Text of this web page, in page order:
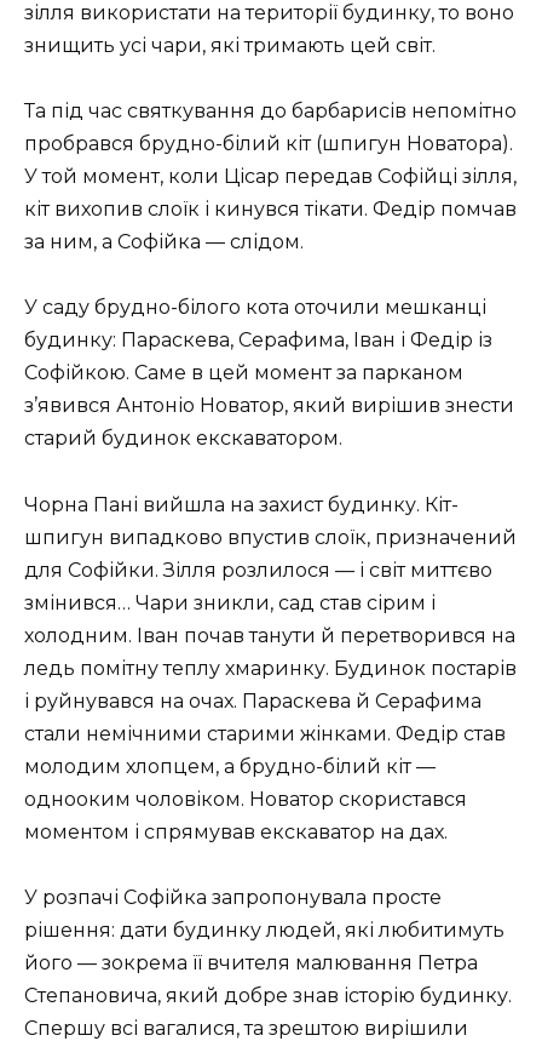
зілля використати на території будинку, то воно
знищить усі чари, які тримають цей світ.
Та під час святкування до барбарисів непомітно
пробрався брудно-білий кіт (шпигун Новатора).
У той момент, коли Цісар передав Софійці зілля,
кіт вихопив слоїк і кинувся тікати. Федір помчав
за ним, а Софійка — слідом.
У саду брудно-білого кота оточили мешканці
будинку: Параскева, Серафима, Іван і Федір із
Софійкою. Саме в цей момент за парканом
з’явився Антоніо Новатор, який вирішив знести
старий будинок екскаватором.
Чорна Пані вийшла на захист будинку. Кіт-
шпигун випадково впустив слоїк, призначений
для Софійки. Зілля розлилося — і світ миттєво
змінився… Чари зникли, сад став сірим і
холодним. Іван почав танути й перетворився на
ледь помітну теплу хмаринку. Будинок постарів
і руйнувався на очах. Параскева й Серафима
стали немічними старими жінками. Федір став
молодим хлопцем, а брудно-білий кіт —
однооким чоловіком. Новатор скористався
моментом і спрямував екскаватор на дах.
У розпачі Софійка запропонувала просте
рішення: дати будинку людей, які любитимуть
його — зокрема її вчителя малювання Петра
Степановича, який добре знав історію будинку.
Спершу всі вагалися, та зрештою вирішили